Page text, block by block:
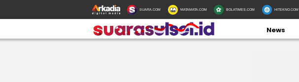
SUARA.COM MATAMATA.COM BOLATIMES.COM HITEKNO.COM
News